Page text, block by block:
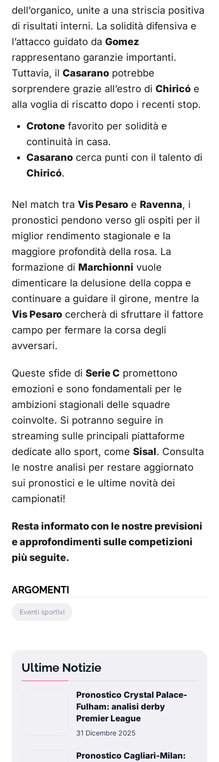
dell’organico, unite a una striscia positiva
di risultati interni. La solidità difensiva e
l’attacco guidato da Gomez
rappresentano garanzie importanti.
Tuttavia, il Casarano potrebbe
sorprendere grazie all’estro di Chiricó e
alla voglia di riscatto dopo i recenti stop.
Crotone favorito per solidità e
continuità in casa.
Casarano cerca punti con il talento di
Chiricó.
Nel match tra Vis Pesaro e Ravenna, i
pronostici pendono verso gli ospiti per il
miglior rendimento stagionale e la
maggiore profondità della rosa. La
formazione di Marchionni vuole
dimenticare la delusione della coppa e
continuare a guidare il girone, mentre la
Vis Pesaro cercherà di sfruttare il fattore
campo per fermare la corsa degli
avversari.
Queste sfide di Serie C promettono
emozioni e sono fondamentali per le
ambizioni stagionali delle squadre
coinvolte. Si potranno seguire in
streaming sulle principali piattaforme
dedicate allo sport, come Sisal. Consulta
le nostre analisi per restare aggiornato
sui pronostici e le ultime novità dei
campionati!
Resta informato con le nostre previsioni
e approfondimenti sulle competizioni
più seguite.
ARGOMENTI
Eventi sportivi
Ultime Notizie
Pronostico Crystal Palace-
Fulham: analisi derby
Premier League
31 Dicembre 2025
Pronostico Cagliari-Milan: